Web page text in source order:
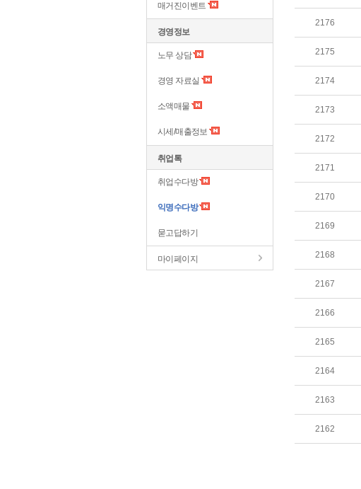
매거진이벤트
경영정보
노무 상담
경영 자료실
소액매물
시세/매출정보
취업톡
취업수다방
익명수다방
묻고답하기
마이페이지
2176
2175
2174
2173
2172
2171
2170
2169
2168
2167
2166
2165
2164
2163
2162